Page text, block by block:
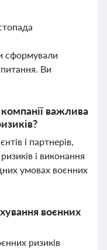
сформували
Ви
важлива
і партнерів,
і виконання
умовах воєнних
воєнних
ризиків